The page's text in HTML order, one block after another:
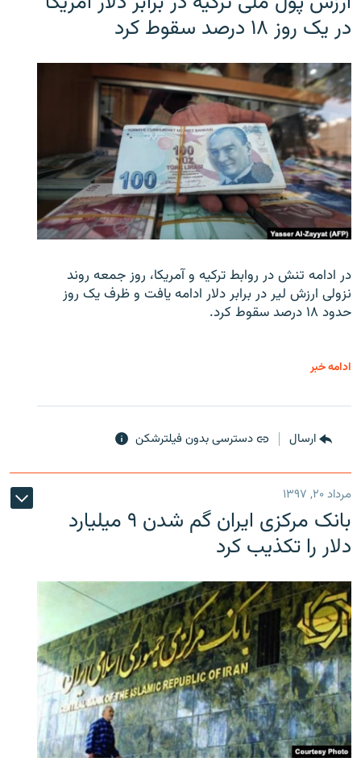
در یک روز ۱۸ درصد سقوط کرد
در ادامه تنش در روابط ترکیه و آمریکا، روز جمعه روند
نزولی ارزش لیر در برابر دلار ادامه یافت و ظرف یک روز
حدود ۱۸ درصد سقوط کرد.
ادامه خبر
ارسال دسترسی بدون فیلترشکن
مرداد ۲۰, ۱۳۹۷
بانک مرکزی ایران گم شدن ۹ میلیارد
دلار را تکذیب کرد